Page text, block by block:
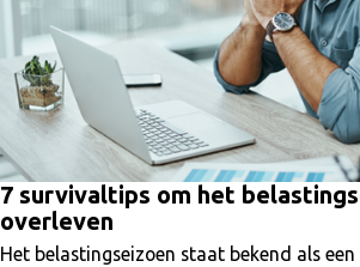
7 survivaltips om het
overleven
Het belastingseizoen staat bekend als